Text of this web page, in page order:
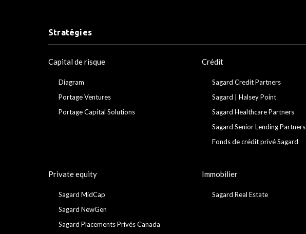
Stratégies
Capital de risque
Diagram
Portage Ventures
Portage Capital Solutions
Crédit
Sagard Credit Partners
Sagard | Halsey Point
Sagard Healthcare Partners
Sagard Senior Lending Partners
Fonds de crédit privé Sagard
Private equity
Sagard MidCap
Sagard NewGen
Sagard Placements Privés Canada
Immobilier
Sagard Real Estate